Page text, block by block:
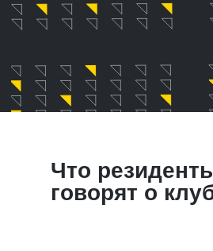
Что
говорят о